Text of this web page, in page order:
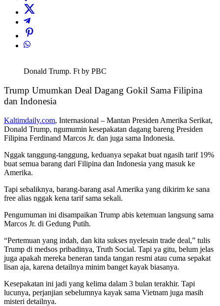
Donald Trump. Ft by PBC
Trump Umumkan Deal Dagang Gokil Sama Filipina
dan Indonesia
Kaltimdaily.com, Internasional – Mantan Presiden Amerika Serikat,
Donald Trump, ngumumin kesepakatan dagang bareng Presiden
Filipina Ferdinand Marcos Jr. dan juga sama Indonesia.
Nggak tanggung-tanggung, keduanya sepakat buat ngasih tarif 19%
buat semua barang dari Filipina dan Indonesia yang masuk ke
Amerika.
Tapi sebaliknya, barang-barang asal Amerika yang dikirim ke sana
free alias nggak kena tarif sama sekali.
Pengumuman ini disampaikan Trump abis ketemuan langsung sama
Marcos Jr. di Gedung Putih.
“Pertemuan yang indah, dan kita sukses nyelesain trade deal,” tulis
Trump di medsos pribadinya, Truth Social. Tapi ya gitu, belum jelas
juga apakah mereka beneran tanda tangan resmi atau cuma sepakat
lisan aja, karena detailnya minim banget kayak biasanya.
Kesepakatan ini jadi yang kelima dalam 3 bulan terakhir. Tapi
lucunya, perjanjian sebelumnya kayak sama Vietnam juga masih
misteri detailnya.